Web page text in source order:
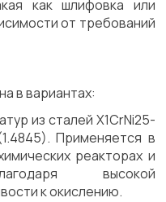
как шлифовка или
от требований
в вариантах:
из сталей X1CrNi25-
Применяется в
реакторах и
высокой
к окислению.